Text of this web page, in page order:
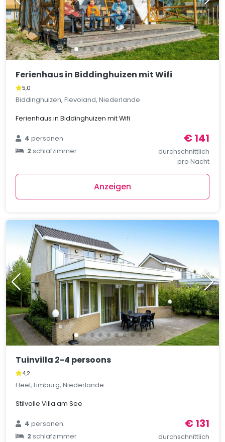
Ferienhaus in Biddinghuizen mit Wifi
5,0
Biddinghuizen, Flevoland, Niederlande
Ferienhaus in Biddinghuizen mit Wifi
4personen
2schlafzimmer
€ 141
durchschnittlich
pro Nacht
Anzeigen
Tuinvilla 2-4 persoons
4,2
Heel, Limburg, Niederlande
Stilvolle Villa am See
4personen
2schlafzimmer
€ 131
durchschnittlich